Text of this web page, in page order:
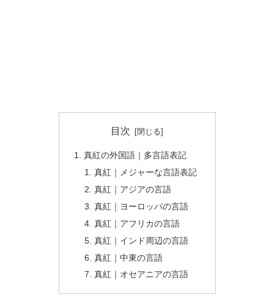
目次
真紅の外国語｜多言語表記
真紅｜メジャーな言語表記
真紅｜アジアの言語
真紅｜ヨーロッパの言語
真紅｜アフリカの言語
真紅｜インド周辺の言語
真紅｜中東の言語
真紅｜オセアニアの言語